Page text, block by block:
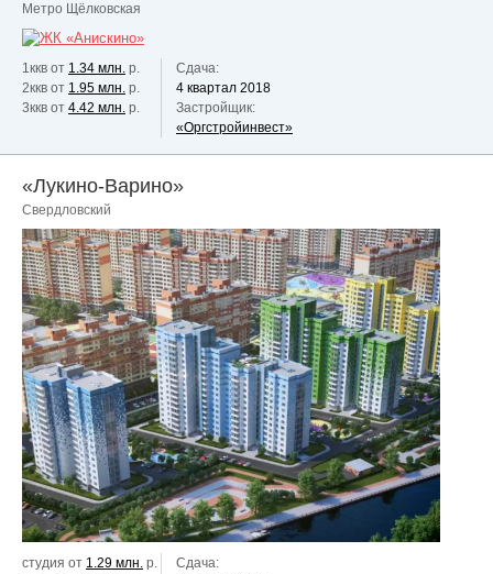
Метро Щёлковская
1ккв от 1.34 млн. р.
2ккв от 1.95 млн. р.
3ккв от 4.42 млн. р.
Сдача:
4 квартал 2018
Застройщик:
«Оргстройинвест»
«Лукино-Варино»
Свердловский
студия от 1.29 млн. р.
Сдача: